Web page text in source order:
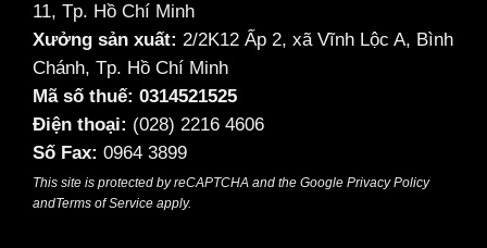
11, Tp. Hồ Chí Minh
Xưởng sản xuất: 2/2K12 Ấp 2, xã Vĩnh Lộc A, Bình
Chánh, Tp. Hồ Chí Minh
Mã số thuế: 0314521525
Điện thoại: (028) 2216 4606
Số Fax: 0964 3899
This site is protected by reCAPTCHA and the Google Privacy Policy
andTerms of Service apply.